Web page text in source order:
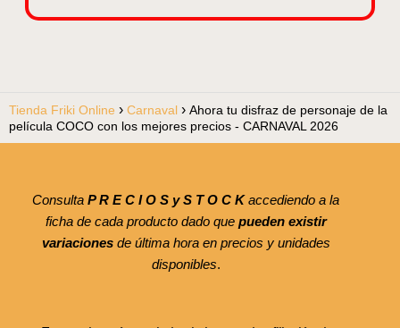
Tienda Friki Online Carnaval
Ahora tu disfraz de personaje de la
película COCO con los mejores precios - CARNAVAL 2026
Consulta P R E C I O S y S T O C Kaccediendo a la
ficha de cada producto dado que pueden existir
variacionesde última hora en precios y unidades
disponibles.